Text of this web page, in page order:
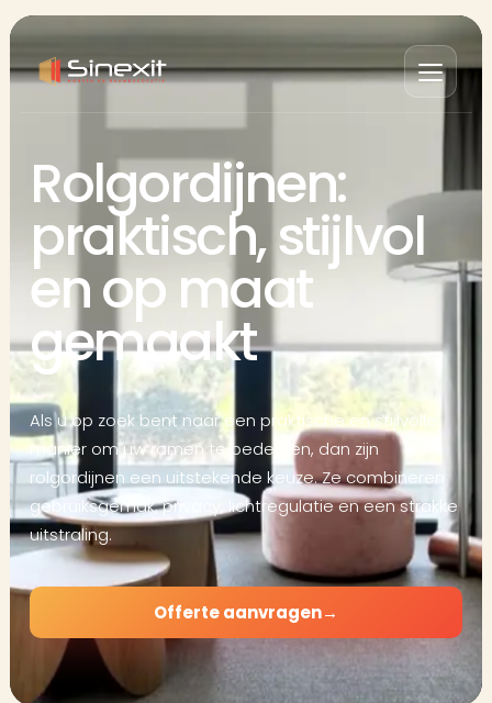
Rolgordijnen:
praktisch, stijlvol
en op maat
gemaakt
Als u op zoek bent naar een praktische en stijlvolle
manier om uw ramen te bedekken, dan zijn
rolgordijnen een uitstekende keuze. Ze combineren
gebruiksgemak, privacy, lichtregulatie en een strakke
uitstraling.
Offerte aanvragen→